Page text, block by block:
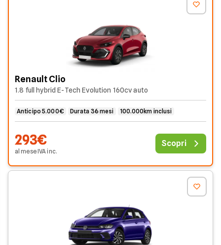
Renault Clio
1.8 full hybrid E-Tech Evolution 160cv auto
Anticipo 5.000€ Durata 36 mesi 100.000km inclusi
293€
al meseIVAinc.
Scopri